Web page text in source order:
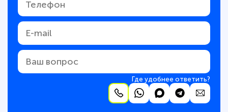
Где удобнее ответить?